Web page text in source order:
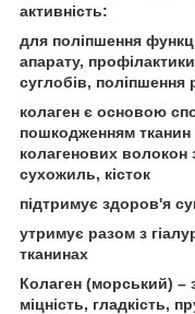
активність:
для поліпшення
апарату,
суглобів, поліпшення
колаген є основою
пошкодженням тканин
колагенових волокон
сухожиль, кісток
підтримує здоров'я
утримує разом з
тканинах
Колаген (морський) –
міцність, гладкість,